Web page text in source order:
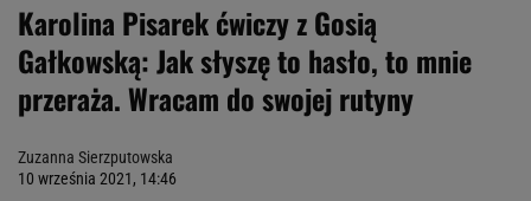
Karolina Pisarek ćwiczy z Gosią
Gałkowską: Jak słyszę to hasło, to mnie
przeraża. Wracam do swojej rutyny
Zuzanna Sierzputowska
10 września 2021, 14:46